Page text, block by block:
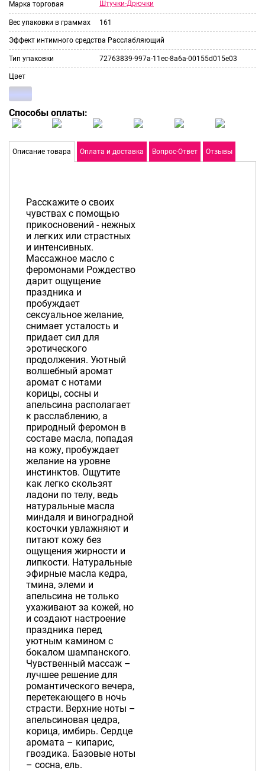
Марка торговая Штучки-Дрючки
Вес упаковки в граммах 161
Эффект интимного средства Расслабляющий
Тип упаковки 72763839-997a-11ec-8a6a-00155d015e03
Цвет
Способы оплаты:
Описание товара Оплата и доставка Вопрос-Ответ Отзывы
Расскажите о своих
чувствах с помощью
прикосновений - нежных
и легких или страстных
и интенсивных.
Массажное масло с
феромонами Рождество
дарит ощущение
праздника и
пробуждает
сексуальное желание,
снимает усталость и
придает сил для
эротического
продолжения. Уютный
волшебный аромат
аромат с нотами
корицы, сосны и
апельсина располагает
к расслаблению, а
природный феромон в
составе масла, попадая
на кожу, пробуждает
желание на уровне
инстинктов. Ощутите
как легко скользят
ладони по телу, ведь
натуральные масла
миндаля и виноградной
косточки увлажняют и
питают кожу без
ощущения жирности и
липкости. Натуральные
эфирные масла кедра,
тмина, элеми и
апельсина не только
ухаживают за кожей, но
и создают настроение
праздника перед
уютным камином с
бокалом шампанского.
Чувственный массаж –
лучшее решение для
романтического вечера,
перетекающего в ночь
страсти. Верхние ноты –
апельсиновая цедра,
корица, имбирь. Сердце
аромата – кипарис,
гвоздика. Базовые ноты
– сосна, ель.